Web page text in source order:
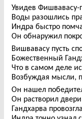
Увидев Фишвавасу-
Воды разошлись
Индра быстро
Он обнаружил
Вишвавасу пусть
Божественный
Что в самом деле
Возбуждая мысли,
Он нашел
Он растворил
Гандхарва